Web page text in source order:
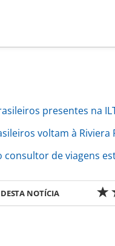
presentes na
voltam à Riviera
consultor de viagens
NOTÍCIA